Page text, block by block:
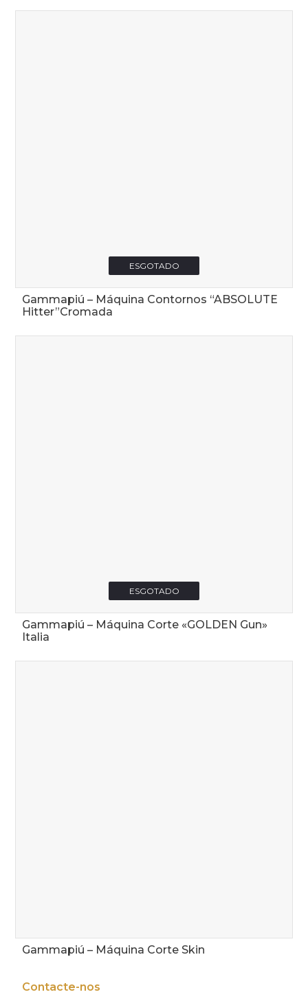
ESGOTADO
Gammapiú – Máquina Contornos “ABSOLUTE
Hitter”Cromada
ESGOTADO
Gammapiú – Máquina Corte «GOLDEN Gun»
Italia
Gammapiú – Máquina Corte Skin
Contacte-nos